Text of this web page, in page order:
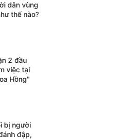
dân vùng
thế nào?
2 đầu
việc tại
Hồng"
bị người
đập,